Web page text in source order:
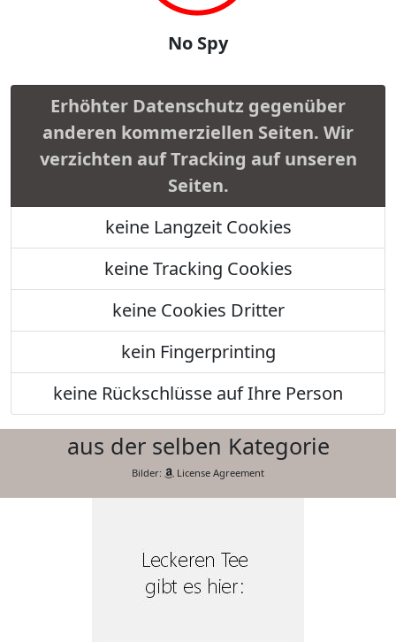
No Spy
Erhöhter Datenschutz gegenüber
anderen kommerziellen Seiten. Wir
verzichten auf Tracking auf unseren
Seiten.
keine Langzeit Cookies
keine Tracking Cookies
keine Cookies Dritter
kein Fingerprinting
keine Rückschlüsse auf Ihre Person
aus der selben Kategorie
Bilder: License Agreement